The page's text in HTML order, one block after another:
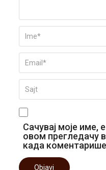
Сачувај моје име,
овом прегледачу
када